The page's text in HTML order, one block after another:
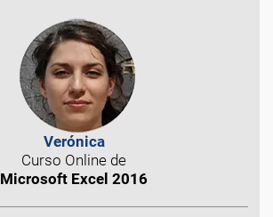
Verónica
Curso Online de
Microsoft Excel 2016